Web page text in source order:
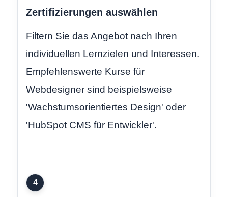
Zertifizierungen auswählen
Filtern Sie das Angebot nach Ihren
individuellen Lernzielen und Interessen.
Empfehlenswerte Kurse für
Webdesigner sind beispielsweise
'Wachstumsorientiertes Design' oder
'HubSpot CMS für Entwickler'.
4